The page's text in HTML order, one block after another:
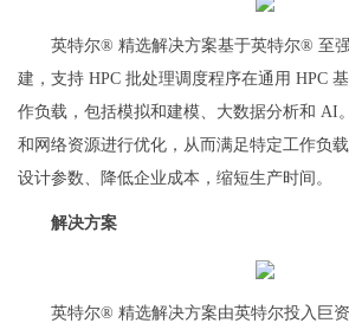
英特尔® 精选解决方案基于英特尔® 至
建，支持 HPC 批处理调度程序在通用 HPC
作负载，包括模拟和建模、大数据分析和 AI
和网络资源进行优化，从而满足特定工作负
设计参数、降低企业成本，缩短生产时间。
解决方案
英特尔® 精选解决方案由英特尔投入巨